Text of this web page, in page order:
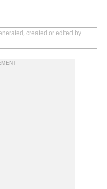
created or edited by